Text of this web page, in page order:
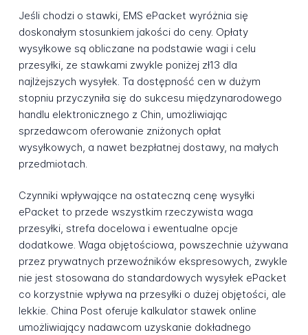
Jeśli chodzi o stawki, EMS ePacket wyróżnia się
doskonałym stosunkiem jakości do ceny. Opłaty
wysyłkowe są obliczane na podstawie wagi i celu
przesyłki, ze stawkami zwykle poniżej zł13 dla
najlżejszych wysyłek. Ta dostępność cen w dużym
stopniu przyczyniła się do sukcesu międzynarodowego
handlu elektronicznego z Chin, umożliwiając
sprzedawcom oferowanie zniżonych opłat
wysyłkowych, a nawet bezpłatnej dostawy, na małych
przedmiotach.
Czynniki wpływające na ostateczną cenę wysyłki
ePacket to przede wszystkim rzeczywista waga
przesyłki, strefa docelowa i ewentualne opcje
dodatkowe. Waga objętościowa, powszechnie używana
przez prywatnych przewoźników ekspresowych, zwykle
nie jest stosowana do standardowych wysyłek ePacket
co korzystnie wpływa na przesyłki o dużej objętości, ale
lekkie. China Post oferuje kalkulator stawek online
umożliwiający nadawcom uzyskanie dokładnego